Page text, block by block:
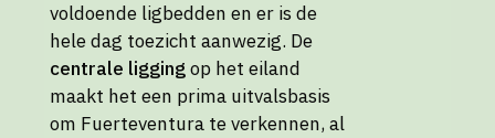
voldoende ligbedden en er is de
hele dag toezicht aanwezig. De
centrale liggingop het eiland
maakt het een prima uitvalsbasis
om Fuerteventura te verkennen, al